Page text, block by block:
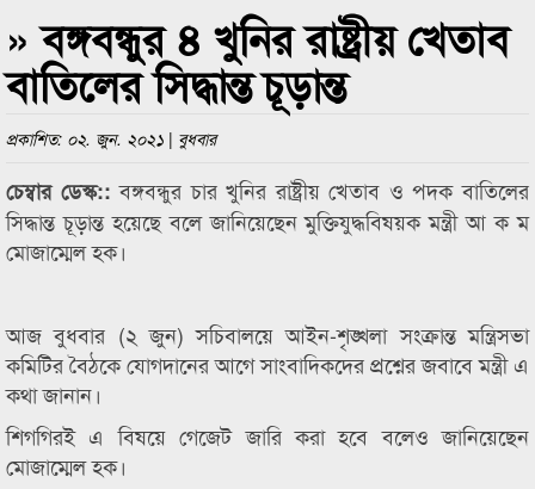
সিলেটে বাংলাদেশ গ্রুপ থিয়েটার
» বঙ্গবন্ধুর ৪ খুনির রাষ্ট্রীয় খেতাব
বাতিলের সিদ্ধান্ত চূড়ান্ত
প্রকাশিত: ০২. জুন. ২০২১ | বুধবার
চেম্বার ডেস্ক::বঙ্গবন্ধুর চার খুনির রাষ্ট্রীয় খেতাব ও পদক বাতিলের
সিদ্ধান্ত চূড়ান্ত হয়েছে বলে জানিয়েছেন মুক্তিযুদ্ধবিষয়ক মন্ত্রী আ ক ম
মোজাম্মেল হক।
আজ বুধবার (২ জুন) সচিবালয়ে আইন-শৃঙ্খলা সংক্রান্ত মন্ত্রিসভা
কমিটির বৈঠকে যোগদানের আগে সাংবাদিকদের প্রশ্নের জবাবে মন্ত্রী এ
কথা জানান।
শিগগিরই এ বিষয়ে গেজেট জারি করা হবে বলেও জানিয়েছেন
মোজাম্মেল হক।